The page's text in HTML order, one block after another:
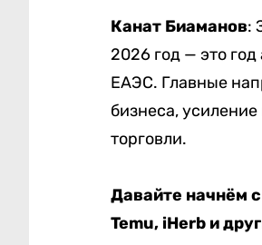
Канат Биаманов:
2026 год — это
ЕАЭС. Главные
бизнеса,
торговли.
Давайте начнём
Temu, iHerb и